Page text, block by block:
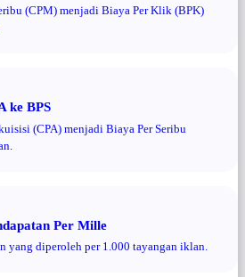
(CPM) menjadi Biaya Per Klik (BPK)
ke BPS
(CPA) menjadi Biaya Per Seribu
Per Mille
yang diperoleh per 1.000 tayangan iklan.